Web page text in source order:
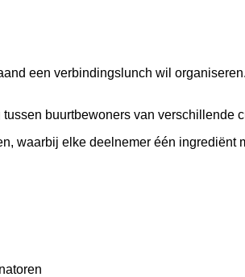
een verbindingslunch wil
buurtbewoners van verschillende
waarbij elke deelnemer één ingrediënt